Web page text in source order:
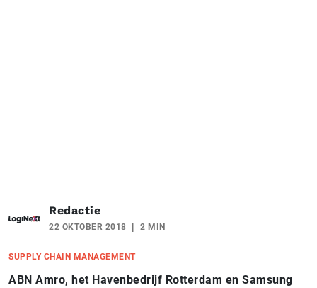
Redactie
22 OKTOBER 2018 2 MIN
SUPPLY CHAIN MANAGEMENT
ABN Amro, het Havenbedrijf Rotterdam en Samsung